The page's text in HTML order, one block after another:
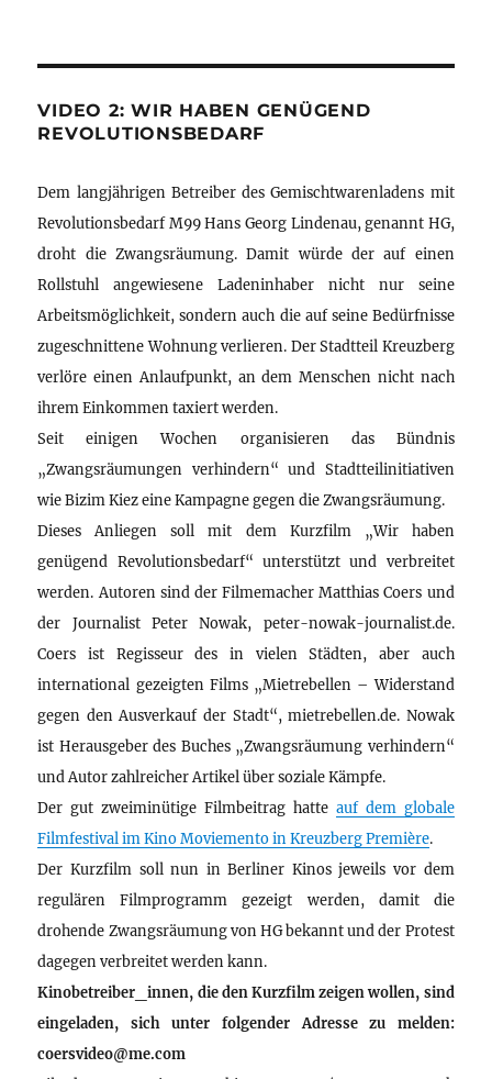
VIDEO 2: WIR HABEN GENÜGEND
REVOLUTIONSBEDARF
Dem langjährigen Betreiber des Gemischtwarenladens mit
Revolutionsbedarf M99 Hans Georg Lindenau, genannt HG,
droht die Zwangsräumung. Damit würde der auf einen
Rollstuhl angewiesene Ladeninhaber nicht nur seine
Arbeitsmöglichkeit, sondern auch die auf seine Bedürfnisse
zugeschnittene Wohnung verlieren. Der Stadtteil Kreuzberg
verlöre einen Anlaufpunkt, an dem Menschen nicht nach
ihrem Einkommen taxiert werden.
Seit einigen Wochen organisieren das Bündnis
„Zwangsräumungen verhindern“ und Stadtteilinitiativen
wie Bizim Kiez eine Kampagne gegen die Zwangsräumung.
Dieses Anliegen soll mit dem Kurzfilm „Wir haben
genügend Revolutionsbedarf“ unterstützt und verbreitet
werden. Autoren sind der Filmemacher Matthias Coers und
der Journalist Peter Nowak, peter-nowak-journalist.de.
Coers ist Regisseur des in vielen Städten, aber auch
international gezeigten Films „Mietrebellen – Widerstand
gegen den Ausverkauf der Stadt“, mietrebellen.de. Nowak
ist Herausgeber des Buches „Zwangsräumung verhindern“
und Autor zahlreicher Artikel über soziale Kämpfe.
Der gut zweiminütige Filmbeitrag hatte auf dem globale
Filmfestival im Kino Moviemento in Kreuzberg Première.
Der Kurzfilm soll nun in Berliner Kinos jeweils vor dem
regulären Filmprogramm gezeigt werden, damit die
drohende Zwangsräumung von HG bekannt und der Protest
dagegen verbreitet werden kann.
Kinobetreiber_innen, die den Kurzfilm zeigen wollen, sind
eingeladen, sich unter folgender Adresse zu melden:
coersvideo@me.com